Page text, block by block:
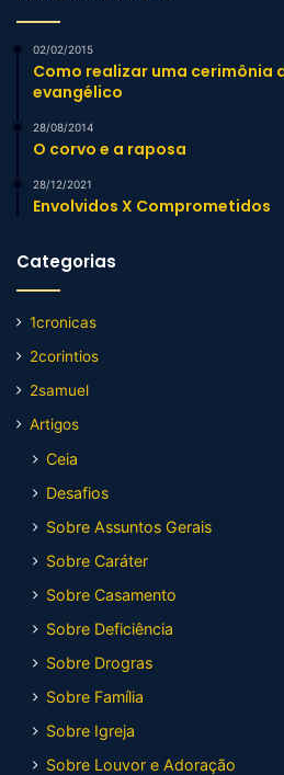
02/02/2015
Como realizar uma cerimônia
evangélico
28/08/2014
O corvo e a raposa
28/12/2021
Envolvidos X Comprometidos
Categorias
1cronicas
2corintios
2samuel
Artigos
Ceia
Desafios
Sobre Assuntos Gerais
Sobre Caráter
Sobre Casamento
Sobre Deficiência
Sobre Drogras
Sobre Família
Sobre Igreja
Sobre Louvor e Adoração